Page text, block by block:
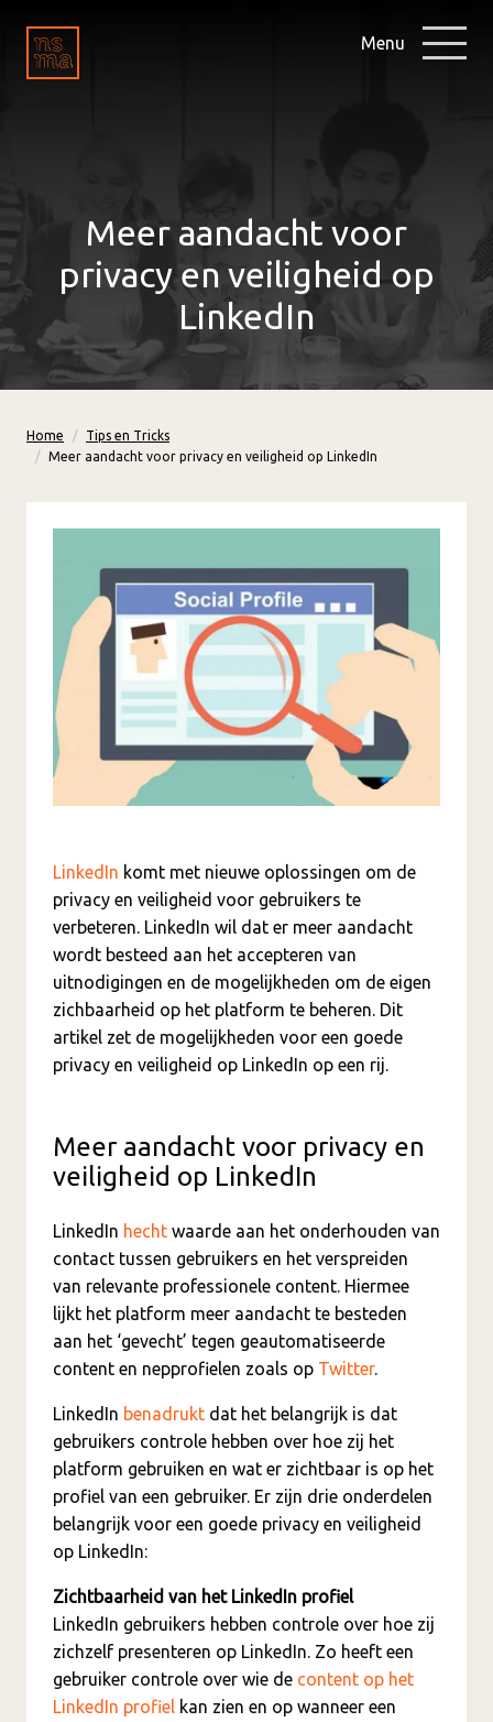
Menu
Meer aandacht voor
privacy en veiligheid op
LinkedIn
Home
Tips en Tricks
Meer aandacht voor privacy en veiligheid op LinkedIn
LinkedIn komt met nieuwe oplossingen om de
privacy en veiligheid voor gebruikers te
verbeteren. LinkedIn wil dat er meer aandacht
wordt besteed aan het accepteren van
uitnodigingen en de mogelijkheden om de eigen
zichbaarheid op het platform te beheren. Dit
artikel zet de mogelijkheden voor een goede
privacy en veiligheid op LinkedIn op een rij.
Meer aandacht voor privacy en
veiligheid op LinkedIn
LinkedIn hecht waarde aan het onderhouden van
contact tussen gebruikers en het verspreiden
van relevante professionele content. Hiermee
lijkt het platform meer aandacht te besteden
aan het ‘gevecht’ tegen geautomatiseerde
content en nepprofielen zoals op Twitter.
LinkedIn benadrukt dat het belangrijk is dat
gebruikers controle hebben over hoe zij het
platform gebruiken en wat er zichtbaar is op het
profiel van een gebruiker. Er zijn drie onderdelen
belangrijk voor een goede privacy en veiligheid
op LinkedIn:
Zichtbaarheid van het LinkedIn profiel
LinkedIn gebruikers hebben controle over hoe zij
zichzelf presenteren op LinkedIn. Zo heeft een
gebruiker controle over wie de content op het
LinkedIn profiel kan zien en op wanneer een